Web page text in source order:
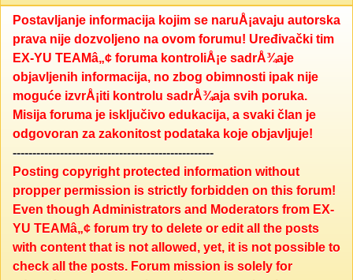
Postavljanje informacija kojim se naruÅ¡avaju autorska
prava nije dozvoljeno na ovom forumu! Uređivački tim
EX-YU TEAMâ„¢ foruma kontroliÅ¡e sadrÅ¾aje
objavljenih informacija, no zbog obimnosti ipak nije
moguće izvrÅ¡iti kontrolu sadrÅ¾aja svih poruka.
Misija foruma je isključivo edukacija, a svaki član je
odgovoran za zakonitost podataka koje objavljuje!
---------------------------------------------------
Posting copyright protected information without
propper permission is strictly forbidden on this forum!
Even though Administrators and Moderators from EX-
YU TEAMâ„¢ forum try to delete or edit all the posts
with content that is not allowed, yet, it is not possible to
check all the posts. Forum mission is solely for